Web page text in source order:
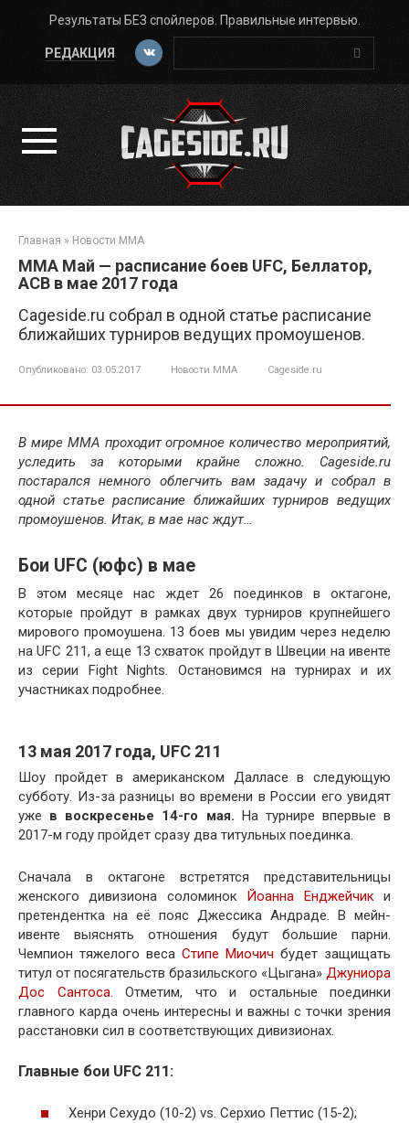
Перейти
контенту
Результаты БЕЗ спойлеров. Правильные интервью.
РЕДАКЦИЯ
Поиск:
Главная » Новости ММА
ММА Май — расписание боев UFC, Беллатор,
ACB в мае 2017 года
Cageside.ru собрал в одной статье расписание
ближайших турниров ведущих промоушенов.
Опубликовано: 03.05.2017 Новости ММА Cageside.ru
В мире ММА проходит огромное количество мероприятий,
уследить за которыми крайне сложно. Cageside.ru
постарался немного облегчить вам задачу и собрал в
одной статье расписание ближайших турниров ведущих
промоушенов. Итак, в мае нас ждут…
Бои UFC (юфс) в мае
В этом месяце нас ждет 26 поединков в октагоне,
которые пройдут в рамках двух турниров крупнейшего
мирового промоушена. 13 боев мы увидим через неделю
на UFC 211, а еще 13 схваток пройдут в Швеции на ивенте
из серии Fight Nights. Остановимся на турнирах и их
участниках подробнее.
13 мая 2017 года, UFC 211
Шоу пройдет в американском Далласе в следующую
субботу. Из-за разницы во времени в России его увидят
уже в воскресенье 14-го мая. На турнире впервые в
2017-м году пройдет сразу два титульных поединка.
Сначала в октагоне встретятся представительницы
женского дивизиона соломинок Йоанна Енджейчики
претендентка на её пояс Джессика Андраде. В мейн-
ивенте выяснять отношения будут большие парни.
Чемпион тяжелого веса Стипе Миочич будет защищать
титул от посягательств бразильского «Цыгана» Джуниора
Дос Сантоса. Отметим, что и остальные поединки
главного карда очень интересны и важны с точки зрения
расстановки сил в соответствующих дивизионах.
Главные бои UFC 211:
Хенри Сехудо (10-2) vs. Серхио Петтис (15-2);